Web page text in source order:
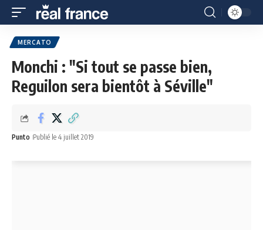
MERCATO
Monchi : "Si tout se passe bien,
Reguilon sera bientôt à Séville"
Punto Publié le 4 juillet 2019